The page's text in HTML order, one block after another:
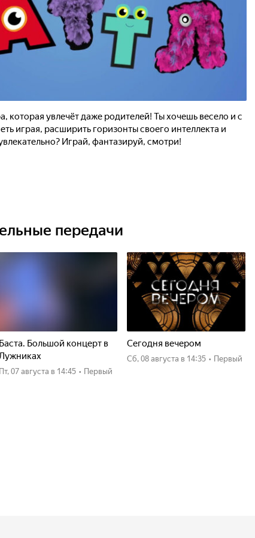
которая увлечёт даже родителей! Ты хочешь весело и с
играя, расширить горизонты своего интеллекта и
Играй, фантазируй, смотри!
передачи
Баста. Большой концерт в
пт, 07 августа в 14:45 • Первый
Сегодня вечером
сб, 08 августа в 14:35 • Первый